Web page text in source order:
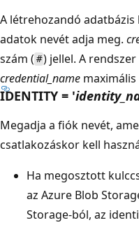
A létrehozandó
adatok nevét adja meg.
szám ( #) jellel. A
credential_name maximális
IDENTITY = '
Megadja a fiók nevét,
csatlakozáskor kell
Ha megosztott
az Azure Blob
Storage-ból, az